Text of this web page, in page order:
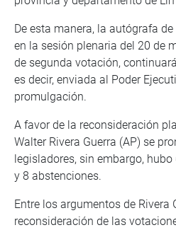
De esta manera, la autógrafa
en la sesión plenaria del 20 de
de segunda votación,
es decir, enviada al Poder
promulgación.
A favor de la reconsideración
Walter Rivera Guerra (AP) se
legisladores, sin embargo,
y 8 abstenciones.
Entre los argumentos de Rivera
reconsideración de las